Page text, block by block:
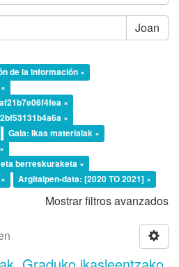
Joan
de la información ×
×
×
Gaia: Ikas materialak ×
berreskuraketa ×
Argitalpen-data: [2020 TO 2021] ×
Mostrar filtros avanzados